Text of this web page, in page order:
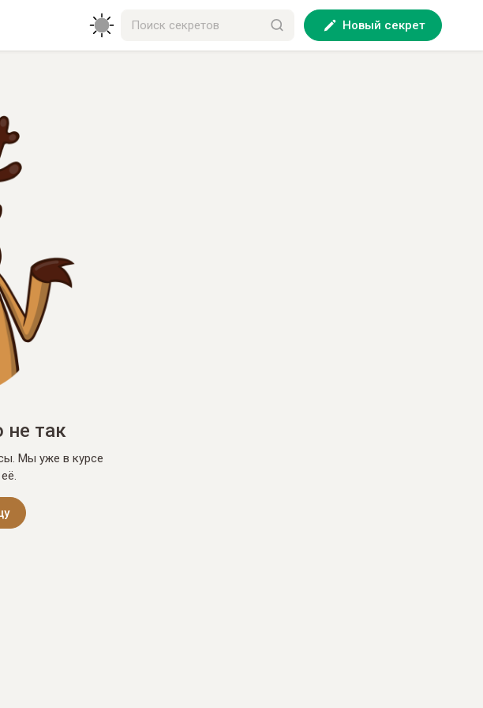
Новый секрет
не так
Мы уже в курсе